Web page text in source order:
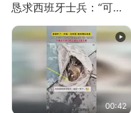
恳求西班牙士兵：“可不
可以不要把我遣返回国”
00:42